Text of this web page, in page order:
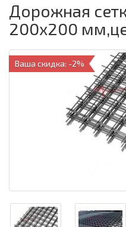
Дорожная
200х200
Ваша скидка: -2%